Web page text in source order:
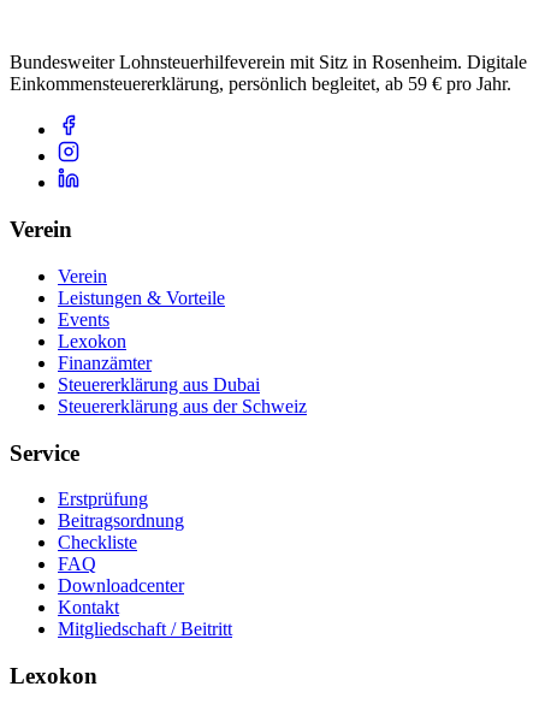
Bundesweiter Lohnsteuerhilfeverein mit Sitz in Rosenheim. Digitale
Einkommensteuererklärung, persönlich begleitet, ab 59 € pro Jahr.
Verein
Verein
Leistungen & Vorteile
Events
Lexokon
Finanzämter
Steuererklärung aus Dubai
Steuererklärung aus der Schweiz
Service
Erstprüfung
Beitragsordnung
Checkliste
FAQ
Downloadcenter
Kontakt
Mitgliedschaft / Beitritt
Lexokon